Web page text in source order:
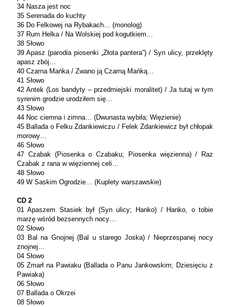
34 Nasza jest noc
35 Serenada do kuchty
36 Do Felkowej na Rybakach… (monolog)
37 Rum Helka / Na Wolskiej pod kogutkiem…
38 Słowo
39 Apasz (parodia piosenki „Złota pantera”) / Syn ulicy, przeklęty
apasz zbój…
40 Czarna Mańka / Zwano ją Czarną Mańką…
41 Słowo
42 Antek (Los bandyty – przedmiejski moralitet) / Ja tutaj w tym
syrenim grodzie urodziłem się…
43 Słowo
44 Noc ciemna i zimna… (Dwunasta wybiła; Więzienie)
45 Ballada o Felku Zdankiewiczu / Felek Zdankiewicz był chłopak
morowy…
46 Słowo
47 Czabak (Piosenka o Czabaku; Piosenka więzienna) / Raz
Czabak z rana w więziennej celi…
48 Słowo
49 W Saskim Ogrodzie… (Kuplety warszawskie)
CD 2
01 Apaszem Stasiek był (Syn ulicy; Hanko) / Hanko, o tobie
marzę wśród bezsennych nocy…
02 Słowo
03 Bal na Gnojnej (Bal u starego Joska) / Nieprzespanej nocy
znojnej…
04 Słowo
05 Zmarł na Pawiaku (Ballada o Panu Jankowskim; Dziesięciu z
Pawiaka)
06 Słowo
07 Ballada o Okrzei
08 Słowo